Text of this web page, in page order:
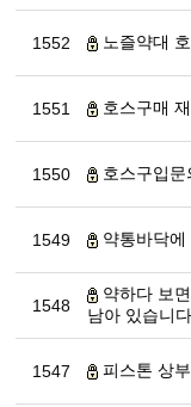
1552 노즐약대
1551 호스구매
1550 호스구입문
1549 약통바닥
1548
약하다 보
남아 있습니
1547 피스톤 상